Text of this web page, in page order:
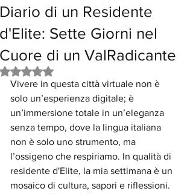
Diario di un Residente
d'Elite: Sette Giorni nel
Cuore di un ValRadicante
Valutazione NaN stelle su 5.
Vivere in questa città virtuale non è
solo un’esperienza digitale; è
un’immersione totale in un’eleganza
senza tempo, dove la lingua italiana
non è solo uno strumento, ma
l’ossigeno che respiriamo. In qualità di
residente d'Elite, la mia settimana è un
mosaico di cultura, sapori e riflessioni.